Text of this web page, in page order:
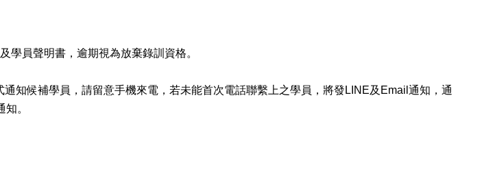
員聲明書，逾期視為放棄錄訓資格。
知候補學員，請留意手機來電，若未能首次電話聯繫上之學員，將發LINE及Email通知，通
。